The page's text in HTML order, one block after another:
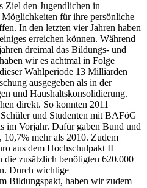
Ziel den Jugendlichen in
für ihre persönliche
In den letzten vier Jahren haben
erreichen können. Während
dreimal das Bildungs- und
wir es achtmal in Folge
Wahlperiode 13 Milliarden
ausgegeben als in der
und Haushaltskonsolidierung.
direkt. So konnten 2011
und Studenten mit BAFöG
im Vorjahr. Dafür gaben Bund und
mehr als 2010. Zudem
aus dem Hochschulpakt II
die zusätzlich benötigten 620.000
Durch wichtige
Bildungspakt, haben wir zudem